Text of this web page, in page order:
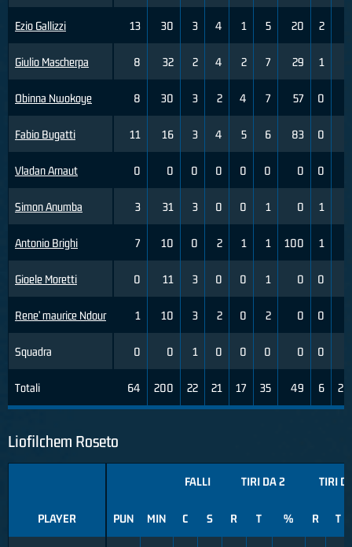
Ezio Gallizzi
Giulio Mascherpa
Obinna Nwokoye
Fabio Bugatti
Vladan Arnaut
Simon Anumba
Antonio Brighi
Gioele Moretti
Rene’ maurice Ndour
Squadra
Totali
13 30 3 4 1 5 20 2
8 32 2 4 2 7 29 1
8 30 3 2 4 7 57 0
11 16 3 4 5 6 83 0
0 0 0 0 0 0 0 0
3 31 3 0 0 1 0 1
7 10 0 2 1 1 100 1
0 11 3 0 0 1 0 0
1 10 3 2 0 2 0 0
0 0 1 0 0 0 0 0
64 200 22 21 17 35 49 6 20
Liofilchem Roseto
PLAYER
FALLI TIRI DA 2 TIRI
PUN MIN C S R T % R T